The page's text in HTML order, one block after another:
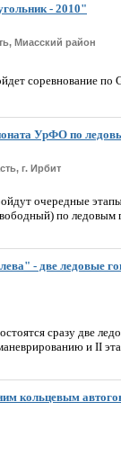
- 2010"
Миасский район
соревнование
УрФО по
г. Ирбит
очередные
по ледовым
- две ледовые
сразу две
и II
кольцевым